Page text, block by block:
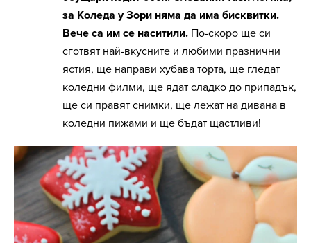
за Коледа у Зори няма да има бисквитки.
Вече са им се наситили. По-скоро ще си
сготвят най-вкусните и любими празнични
ястия, ще направи хубава торта, ще гледат
коледни филми, ще ядат сладко до припадък,
ще си правят снимки, ще лежат на дивана в
коледни пижами и ще бъдат щастливи!